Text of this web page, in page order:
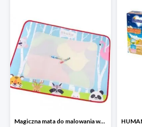
Magiczna mata do malowania wodą